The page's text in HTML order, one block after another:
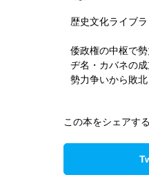
歴史文化ライブ
倭政権の中枢で
ヂ名・カバネの
勢力争いから敗
この本をシェアする